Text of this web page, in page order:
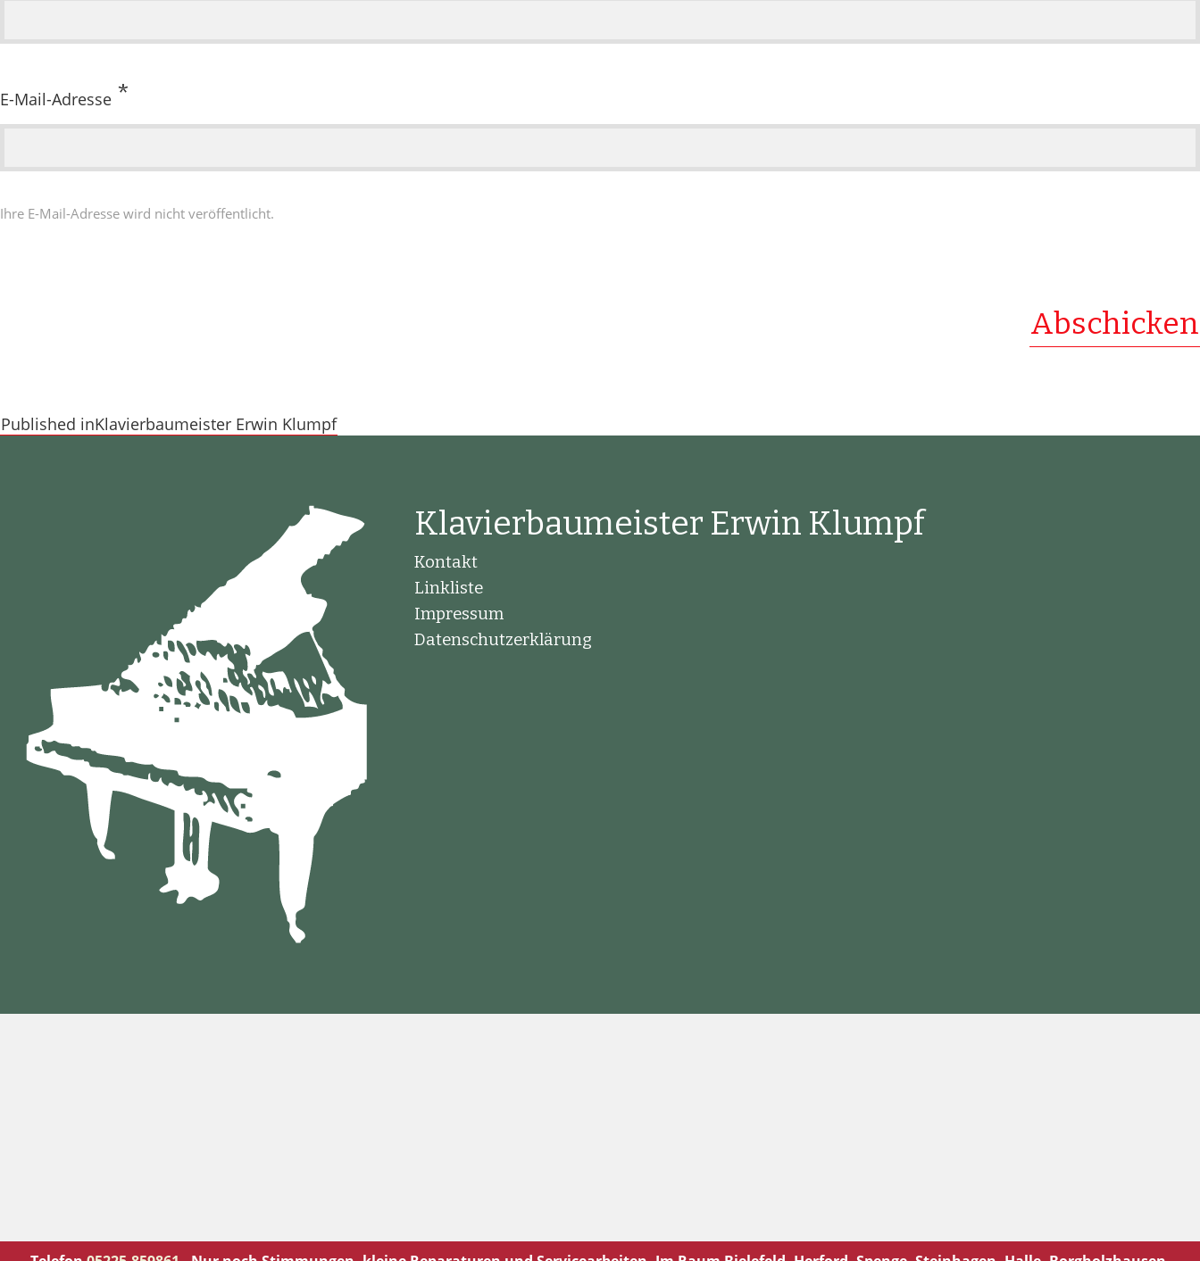
E-Mail-Adresse *
Ihre E-Mail-Adresse wird nicht veröffentlicht.
Published inKlavierbaumeister Erwin Klumpf
Klavierbaumeister Erwin Klumpf
Kontakt
Linkliste
Impressum
Datenschutzerklärung